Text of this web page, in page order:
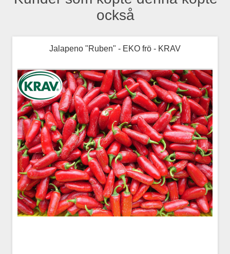
också
Jalapeno "Ruben" - EKO frö - KRAV